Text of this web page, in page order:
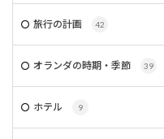
旅行の計画 42
オランダの時期・季節 39
ホテル 9